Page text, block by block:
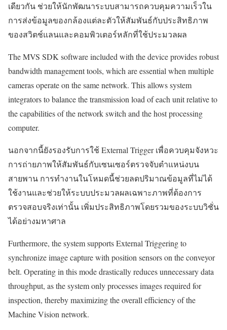
เดียวกัน ช่วยให้นักพัฒนาระบบสามารถควบคุมความเร็วใน
การส่งข้อมูลของกล้องแต่ละตัวให้สัมพันธ์กับประสิทธิภาพ
ของสวิตช์แลนและคอมพิวเตอร์หลักที่ใช้ประมวลผล
The MVS SDK software included with the device provides robust
bandwidth management tools, which are essential when multiple
cameras operate on the same network. This allows system
integrators to balance the transmission load of each unit relative to
the capabilities of the network switch and the host processing
computer.
นอกจากนี้ยังรองรับการใช้ External Trigger เพื่อควบคุมจังหวะ
การถ่ายภาพให้สัมพันธ์กับเซนเซอร์ตรวจจับตำแหน่งบน
สายพาน การทำงานในโหมดนี้ช่วยลดปริมาณข้อมูลที่ไม่ได้
ใช้งานและช่วยให้ระบบประมวลผลเฉพาะภาพที่ต้องการ
ตรวจสอบจริงเท่านั้น เพิ่มประสิทธิภาพโดยรวมของระบบวิชั่น
ได้อย่างมหาศาล
Furthermore, the system supports External Triggering to
synchronize image capture with position sensors on the conveyor
belt. Operating in this mode drastically reduces unnecessary data
throughput, as the system only processes images required for
inspection, thereby maximizing the overall efficiency of the
Machine Vision network.